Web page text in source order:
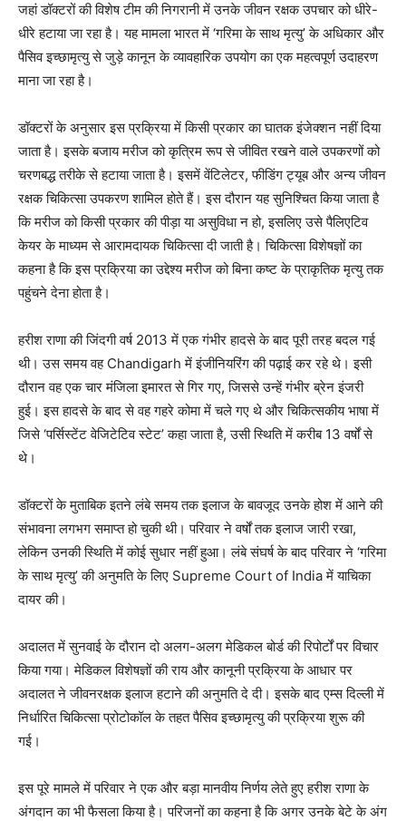
जहां डॉक्टरों की विशेष टीम की निगरानी में उनके जीवन रक्षक उपचार को धीरे-
धीरे हटाया जा रहा है। यह मामला भारत में ‘गरिमा के साथ मृत्यु’ के अधिकार और
पैसिव इच्छामृत्यु से जुड़े कानून के व्यावहारिक उपयोग का एक महत्वपूर्ण उदाहरण
माना जा रहा है।
डॉक्टरों के अनुसार इस प्रक्रिया में किसी प्रकार का घातक इंजेक्शन नहीं दिया
जाता है। इसके बजाय मरीज को कृत्रिम रूप से जीवित रखने वाले उपकरणों को
चरणबद्ध तरीके से हटाया जाता है। इसमें वेंटिलेटर, फीडिंग ट्यूब और अन्य जीवन
रक्षक चिकित्सा उपकरण शामिल होते हैं। इस दौरान यह सुनिश्चित किया जाता है
कि मरीज को किसी प्रकार की पीड़ा या असुविधा न हो, इसलिए उसे पैलिएटिव
केयर के माध्यम से आरामदायक चिकित्सा दी जाती है। चिकित्सा विशेषज्ञों का
कहना है कि इस प्रक्रिया का उद्देश्य मरीज को बिना कष्ट के प्राकृतिक मृत्यु तक
पहुंचने देना होता है।
हरीश राणा की जिंदगी वर्ष 2013 में एक गंभीर हादसे के बाद पूरी तरह बदल गई
थी। उस समय वह Chandigarh में इंजीनियरिंग की पढ़ाई कर रहे थे। इसी
दौरान वह एक चार मंजिला इमारत से गिर गए, जिससे उन्हें गंभीर ब्रेन इंजरी
हुई। इस हादसे के बाद से वह गहरे कोमा में चले गए थे और चिकित्सकीय भाषा में
जिसे ‘पर्सिस्टेंट वेजिटेटिव स्टेट’ कहा जाता है, उसी स्थिति में करीब 13 वर्षों से
थे।
डॉक्टरों के मुताबिक इतने लंबे समय तक इलाज के बावजूद उनके होश में आने की
संभावना लगभग समाप्त हो चुकी थी। परिवार ने वर्षों तक इलाज जारी रखा,
लेकिन उनकी स्थिति में कोई सुधार नहीं हुआ। लंबे संघर्ष के बाद परिवार ने ‘गरिमा
के साथ मृत्यु’ की अनुमति के लिए Supreme Court of India में याचिका
दायर की।
अदालत में सुनवाई के दौरान दो अलग-अलग मेडिकल बोर्ड की रिपोर्टों पर विचार
किया गया। मेडिकल विशेषज्ञों की राय और कानूनी प्रक्रिया के आधार पर
अदालत ने जीवनरक्षक इलाज हटाने की अनुमति दे दी। इसके बाद एम्स दिल्ली में
निर्धारित चिकित्सा प्रोटोकॉल के तहत पैसिव इच्छामृत्यु की प्रक्रिया शुरू की
गई।
इस पूरे मामले में परिवार ने एक और बड़ा मानवीय निर्णय लेते हुए हरीश राणा के
अंगदान का भी फैसला किया है। परिजनों का कहना है कि अगर उनके बेटे के अंग